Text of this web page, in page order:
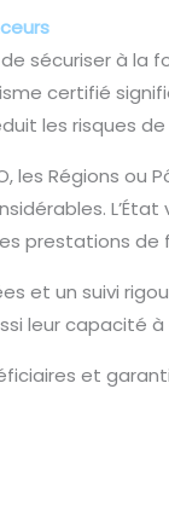
sécuriser à la
certifié
les risques
les Régions
prestations de
et un suivi
leur capacité
et